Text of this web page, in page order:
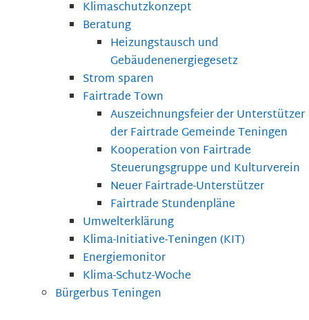
Klimaschutzkonzept
Beratung
Heizungstausch und
Gebäudenenergiegesetz
Strom sparen
Fairtrade Town
Auszeichnungsfeier der Unterstützer
der Fairtrade Gemeinde Teningen
Kooperation von Fairtrade
Steuerungsgruppe und Kulturverein
Neuer Fairtrade-Unterstützer
Fairtrade Stundenpläne
Umwelterklärung
Klima-Initiative-Teningen (KIT)
Energiemonitor
Klima-Schutz-Woche
Bürgerbus Teningen